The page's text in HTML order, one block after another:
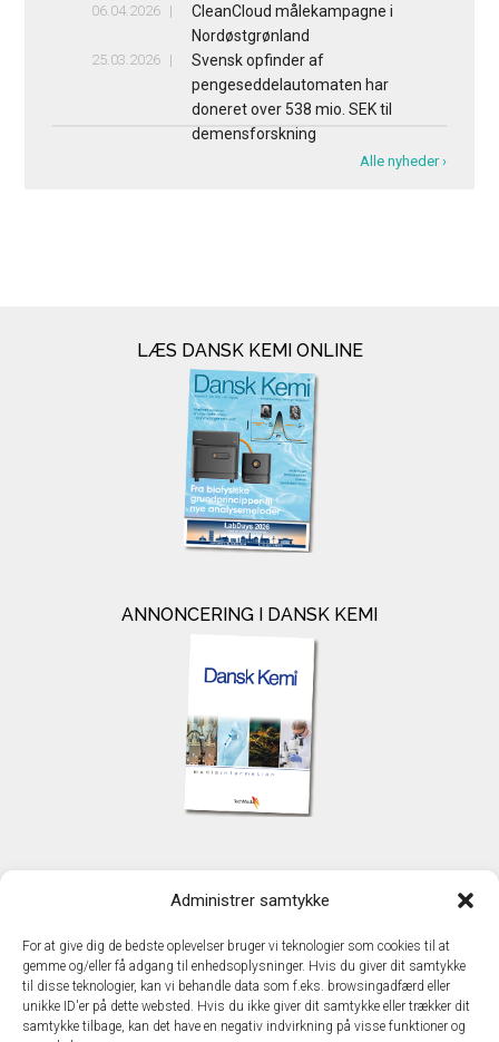
Administrer samtykke
For at give dig de bedste oplevelser bruger vi teknologier som cookies til at
gemme og/eller få adgang til enhedsoplysninger. Hvis du giver dit samtykke
til disse teknologier, kan vi behandle data som f.eks. browsingadfærd eller
unikke ID'er på dette websted. Hvis du ikke giver dit samtykke eller trækker dit
samtykke tilbage, kan det have en negativ indvirkning på visse funktioner og
06.04.2026
CleanCloud målekampagne i
Nordøstgrønland
25.03.2026
Svensk opfinder af
pengeseddelautomaten har
doneret over 538 mio. SEK til
demensforskning
Alle nyheder ›
LÆS DANSK KEMI ONLINE
ANNONCERING I DANSK KEMI
TechMedia A/S
DK - 2600 Glostrup
www.techmedia.dk
Telefon: +45 43 24 26 28
E-mail:info@techmedia.dk